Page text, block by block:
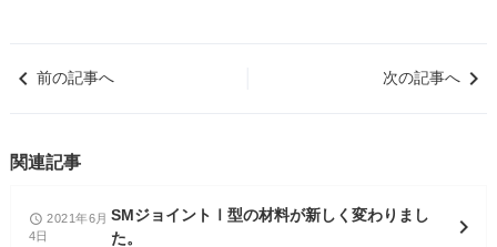
keyboard_arrow_left 前の記事へ 次の記事へ keyboard_arrow_right
関連記事
access_time 2021年6月
4日
SMジョイントⅠ型の材料が新しく変わりまし
た。
chevron_right